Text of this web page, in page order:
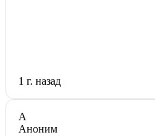
1 г. назад
А
Аноним